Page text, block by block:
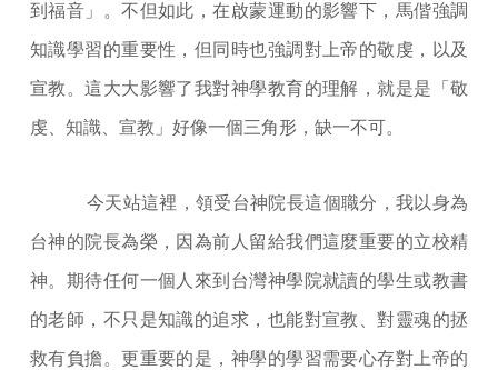
到福音」。不但如此，在啟蒙運動的影響下，馬偕強調
知識學習的重要性，但同時也強調對上帝的敬虔，以及
宣教。這大大影響了我對神學教育的理解，就是是「敬
虔、知識、宣教」好像一個三角形，缺一不可。
今天站這裡，領受台神院長這個職分，我以身為
台神的院長為榮，因為前人留給我們這麼重要的立校精
神。期待任何一個人來到台灣神學院就讀的學生或教書
的老師，不只是知識的追求，也能對宣教、對靈魂的拯
救有負擔。更重要的是，神學的學習需要心存對上帝的